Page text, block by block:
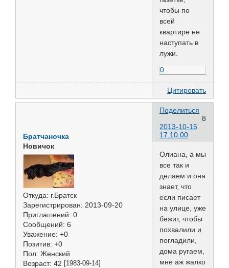
чтобы по
всей
квартире не
наступать в
лужи.
0
Цитировать
Поделиться
8
2013-10-15
17:10:00
Братчаночка
Новичок
Откуда: г.Братск
Зарегистрирован: 2013-09-20
Приглашений: 0
Сообщений: 6
Уважение: +0
Позитив: +0
Пол: Женский
Возраст: 42 [1983-09-14]
Олиана, а мы
все так и
делаем и она
знает, что
если писает
на улице, уже
бежит, чтобы
похвалили и
погладили,
дома ругаем,
мне аж жалко